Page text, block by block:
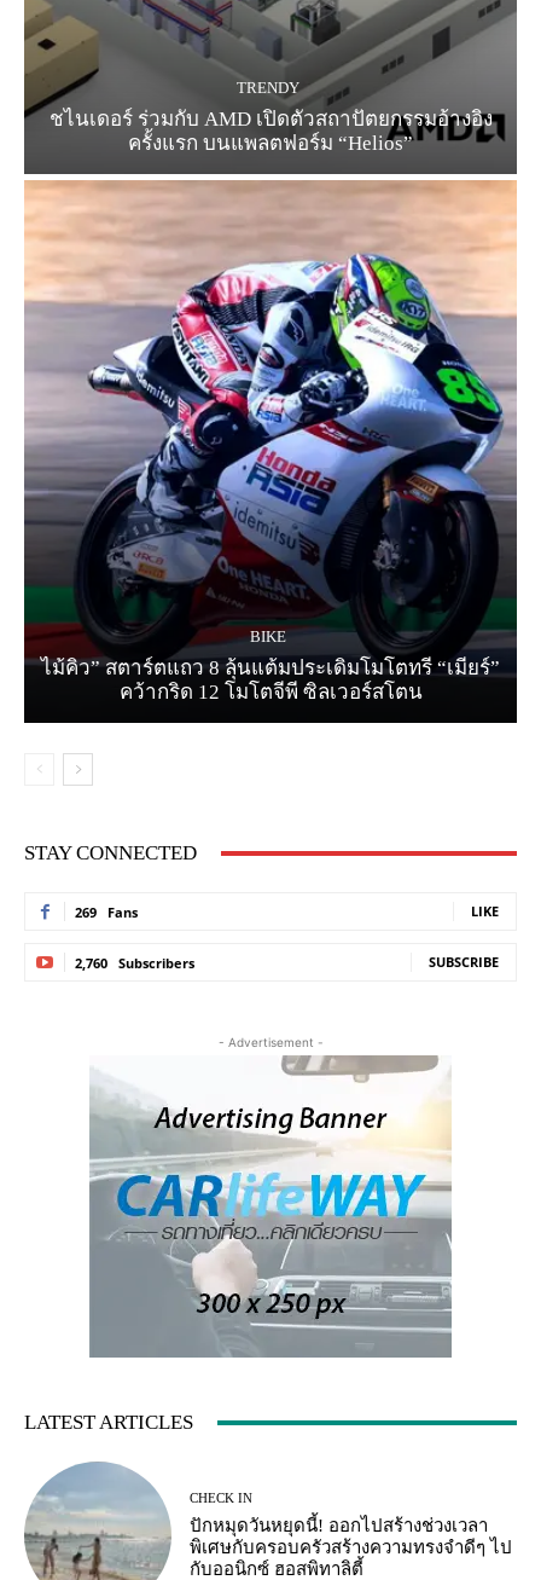
TRENDY
ชไนเดอร์ ร่วมกับ AMD เปิดตัวสถาปัตยกรรมอ้างอิง
ครั้งแรก บนแพลตฟอร์ม “Helios”
BIKE
ไม้คิว” สตาร์ตแถว 8 ลุ้นแต้มประเดิมโมโตทรี “เมียร์”
คว้ากริด 12 โมโตจีพี ซิลเวอร์สโตน
STAY CONNECTED
269 Fans LIKE
2,760 Subscribers SUBSCRIBE
- Advertisement -
LATEST ARTICLES
CHECK IN
ปักหมุดวันหยุดนี้! ออกไปสร้างช่วงเวลา
พิเศษกับครอบครัวสร้างความทรงจำดีๆ ไป
กับออนิกซ์ ฮอสพิทาลิตี้